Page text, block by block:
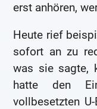
erst anhören,
Heute rief
sofort an zu
was sie sagte,
hatte den
vollbesetzten